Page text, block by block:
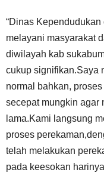
“Dinas
melayani masyarakat
diwilayah kab
cukup signifikan.Saya
normal bahkan,
secepat mungkin agar
lama.Kami langsung
proses
telah melakukan
pada keesokan